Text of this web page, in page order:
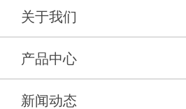
关于我们
产品中心
新闻动态